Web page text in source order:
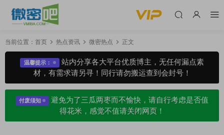
当前位置： 首页 热点资讯 微密热点 正文
温馨提示：
站内分享各大平台优质博主，无任何漏点素
材，有需求请另寻！同行请勿搬运查到会封号！
付废须知
避免为了三瓜两枣而不愉快，请自行考虑是否值
得花米，感觉不值请关闭网页！